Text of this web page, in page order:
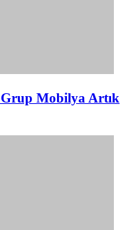
Mobilya Artık